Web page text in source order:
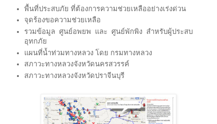
พื้นที่ประสบภัย ที่ต้องการความช่วยเหลืออย่างเร่งด่วน
จุดร้องขอความช่วยเหลือ
รวมข้อมูล ศูนย์อพยพ และ ศูนย์พักพิง สำหรับผู้ประสบ
อุทกภัย
แผนที่น้ำท่วมทางหลวง โดย กรมทางหลวง
สภาวะทางหลวงจังหวัดนครสวรรค์
สภาวะทางหลวงจังหวัดปราจีนบุรี